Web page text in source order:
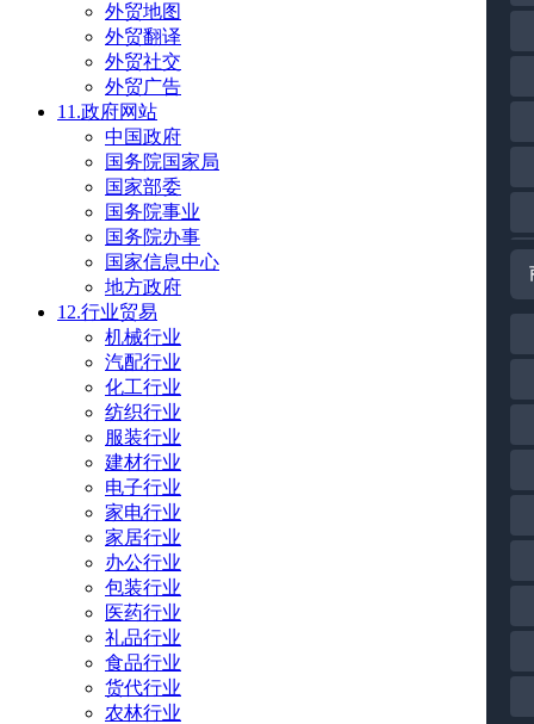
外贸地图
外贸翻译
外贸社交
外贸广告
11.政府网站
中国政府
国务院国家局
国家部委
国务院事业
国务院办事
国家信息中心
地方政府
12.行业贸易
机械行业
汽配行业
化工行业
纺织行业
服装行业
建材行业
电子行业
家电行业
家居行业
办公行业
包装行业
医药行业
礼品行业
食品行业
货代行业
农林行业